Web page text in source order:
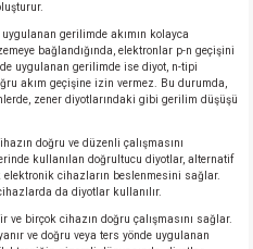
gerilimde akımın kolayca
bağlandığında, elektronlar p-n geçişini
uygulanan gerilimde ise diyot, n-tipi
akım geçişine izin vermez. Bu durumda,
zener diyotlarındaki gibi gerilim düşüşü
doğru ve düzenli çalışmasını
kullanılan doğrultucu diyotlar, alternatif
elektronik cihazların beslenmesini sağlar.
da diyotlar kullanılır.
birçok cihazın doğru çalışmasını sağlar.
ve doğru veya ters yönde uygulanan